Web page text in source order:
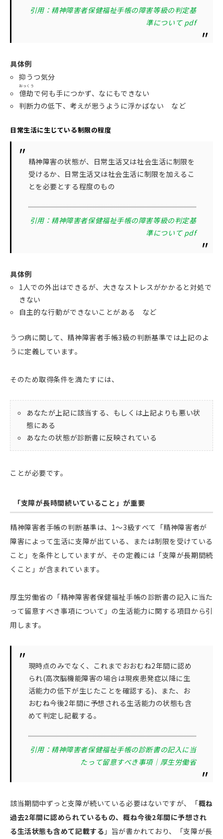
引用：精神障害者保健福祉手帳の障害等級の判定基
準について pdf
具体例
抑うつ気分
億劫
おっくう
で何も手につかず、なにもできない
判断力の低下、考えが思うように浮かばない など
日常生活に生じている制限の程度
精神障害の状態が、日常生活又は社会生活に制限を
受けるか、日常生活又は社会生活に制限を加えるこ
とを必要とする程度のもの
引用：精神障害者保健福祉手帳の障害等級の判定基
準について pdf
具体例
1人での外出はできるが、大きなストレスがかかると対処で
きない
自主的な行動ができないことがある など
うつ病に関して、精神障害者手帳3級の判断基準では上記のよ
うに定義しています。
そのため取得条件を満たすには、
あなたが上記に該当する、もしくは上記よりも悪い状
態にある
あなたの状態が診断書に反映されている
ことが必要です。
「支障が長時間続いていること」が重要
精神障害者手帳の判断基準は、1〜3級すべて「精神障害者が
障害によって生活に支障が出ている、または制限を受けている
こと」を条件としていますが、その定義には「支障が長期間続
くこと」が含まれています。
厚生労働省の「精神障害者保健福祉手帳の診断書の記入に当た
って留意すべき事項について」の生活能力に関する項目から引
用します。
現時点のみでなく、これまでおおむね2年間に認め
られ(高次脳機能障害の場合は現疾患発症以降に生
活能力の低下が生じたことを確認する)、また、お
おむね今後2年間に予想される生活能力の状態も含
めて判定し記載する。
引用：精神障害者保健福祉手帳の診断書の記入に当
たって留意すべき事項｜厚生労働省
該当期間中ずっと支障が続いている必要はないですが、「概ね
過去2年間に認められているもの、概ね今後2年間に予想され
る生活状態も含めて記載する 」旨が書かれており、「支障が長